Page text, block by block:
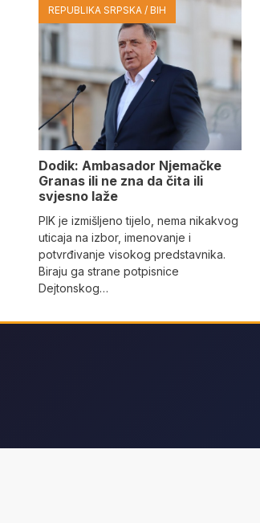
REPUBLIKA SRPSKA / BIH
Dodik: Ambasador Njemačke
Granas ili ne zna da čita ili
svjesno laže
PIK je izmišljeno tijelo, nema nikakvog
uticaja na izbor, imenovanje i
potvrđivanje visokog predstavnika.
Biraju ga strane potpisnice
Dejtonskog…